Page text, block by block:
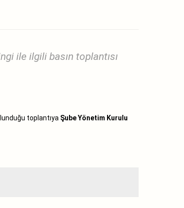
ile ilgili basın toplantısı
toplantıya Şube Yönetim Kurulu